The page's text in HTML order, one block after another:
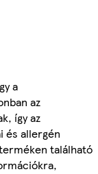
a
az
így az
és allergén
található